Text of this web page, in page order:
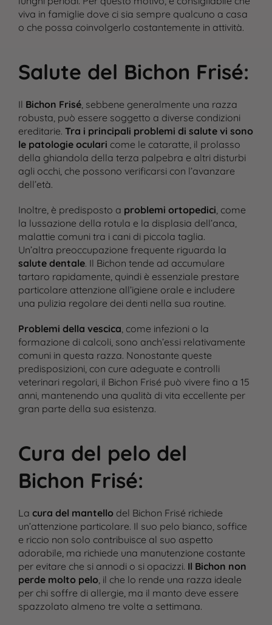
viva in famiglie dove ci sia sempre qualcuno a casa
o che possa coinvolgerlo costantemente in attività.
Salute del Bichon Frisé:
Il Bichon Frisé, sebbene generalmente una razza
robusta, può essere soggetto a diverse condizioni
ereditarie. Tra i principali problemi di salute vi sono
le patologie oculari come le cataratte, il prolasso
della ghiandola della terza palpebra e altri disturbi
agli occhi, che possono verificarsi con l’avanzare
dell’età​.
Inoltre, è predisposto a problemi ortopedici, come
la lussazione della rotula e la displasia dell’anca,
malattie comuni tra i cani di piccola taglia​.
Un’altra preoccupazione frequente riguarda la
salute dentale. Il Bichon tende ad accumulare
tartaro rapidamente, quindi è essenziale prestare
particolare attenzione all’igiene orale e includere
una pulizia regolare dei denti nella sua routine​.
Problemi della vescica, come infezioni o la
formazione di calcoli, sono anch’essi relativamente
comuni in questa razza​. Nonostante queste
predisposizioni, con cure adeguate e controlli
veterinari regolari, il Bichon Frisé può vivere fino a 15
anni, mantenendo una qualità di vita eccellente per
gran parte della sua esistenza.
Cura del pelo del
Bichon Frisé:
La cura del mantellodel Bichon Frisé richiede
un’attenzione particolare. Il suo pelo bianco, soffice
e riccio non solo contribuisce al suo aspetto
adorabile, ma richiede una manutenzione costante
per evitare che si annodi o si opacizzi. Il Bichon non
perde molto pelo, il che lo rende una razza ideale
per chi soffre di allergie, ma il manto deve essere
spazzolato almeno tre volte a settimana​.